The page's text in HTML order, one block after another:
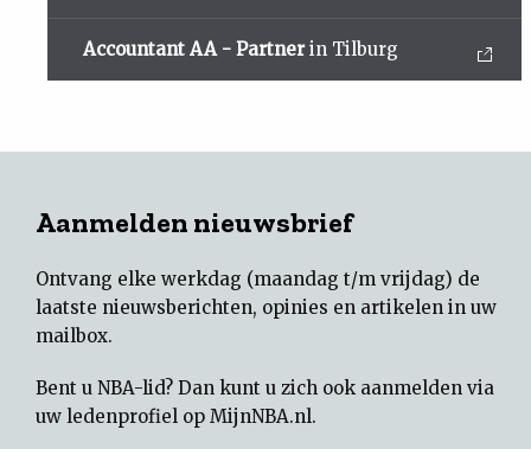
Accountant AA - Partner in Tilburg
Aanmelden nieuwsbrief
Ontvang elke werkdag (maandag t/m vrijdag) de
laatste nieuwsberichten, opinies en artikelen in uw
mailbox.
Bent u NBA-lid? Dan kunt u zich ook aanmelden via
uw ledenprofiel op MijnNBA.nl.